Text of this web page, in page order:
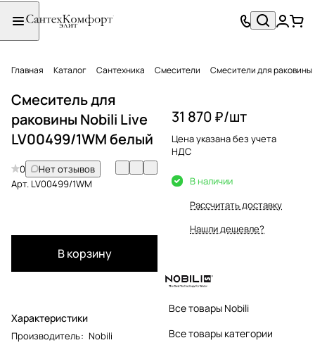
Главная Каталог Сантехника Смесители Смесители для раковины
Cмеситель для
раковины Nobili Live
LV00499/1WM белый
0
Нет отзывов
Арт. LV00499/1WM
В корзину
Характеристики
Производитель: Nobili
31 870 ₽/шт
Цена указана без учета
НДС
В наличии
Рассчитать доставку
Нашли дешевле?
Все товары Nobili
Все товары категории